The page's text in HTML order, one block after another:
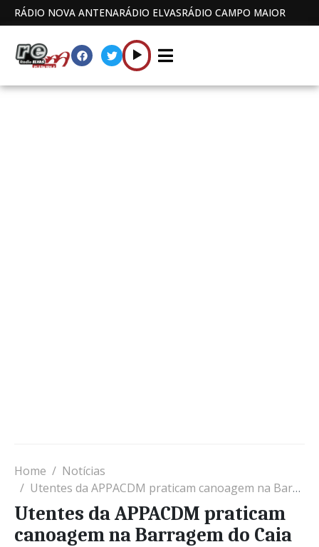
RÁDIO NOVA ANTENARÁDIO ELVASRÁDIO CAMPO MAIOR
Home
Notícias
Utentes da APPACDM praticam canoagem na Barragem do Caia
Utentes da APPACDM praticam
canoagem na Barragem do Caia